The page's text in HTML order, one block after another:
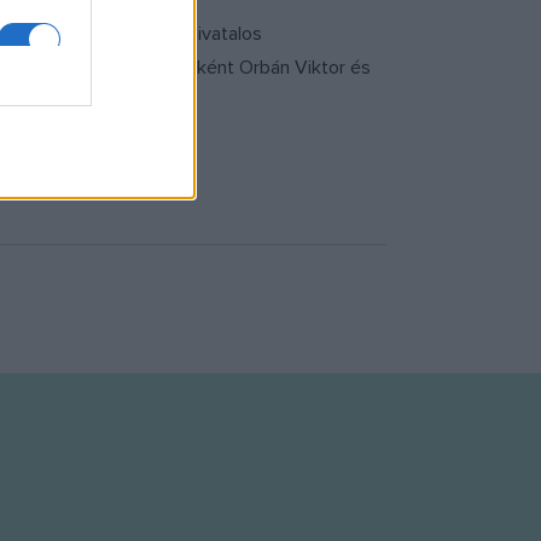
A holokauszt hivatalos
emlékfalánál. Elsőként Orbán Viktor és